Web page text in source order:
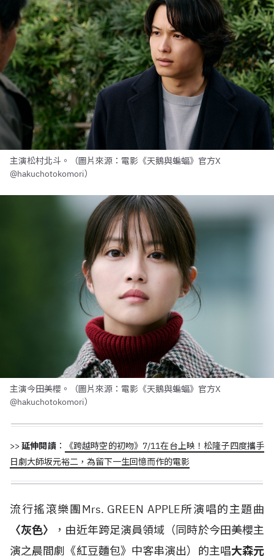
主演松村北斗。（圖片來源：電影《天鵝與蝙蝠》官方X
@hakuchotokomori）
主演今田美櫻。（圖片來源：電影《天鵝與蝙蝠》官方X
@hakuchotokomori）
>>延伸閱讀：
《跨越時空的初吻》7/11在台上映！松隆子四度攜手
日劇大師坂元裕二，為留下一生回憶而作的電影
流行搖滾樂團Mrs. GREEN APPLE所演唱的主題曲
〈灰色〉
，由近年跨足演員領域（同時於今田美櫻主
演之晨間劇《紅豆麵包》中客串演出）的主唱大森元